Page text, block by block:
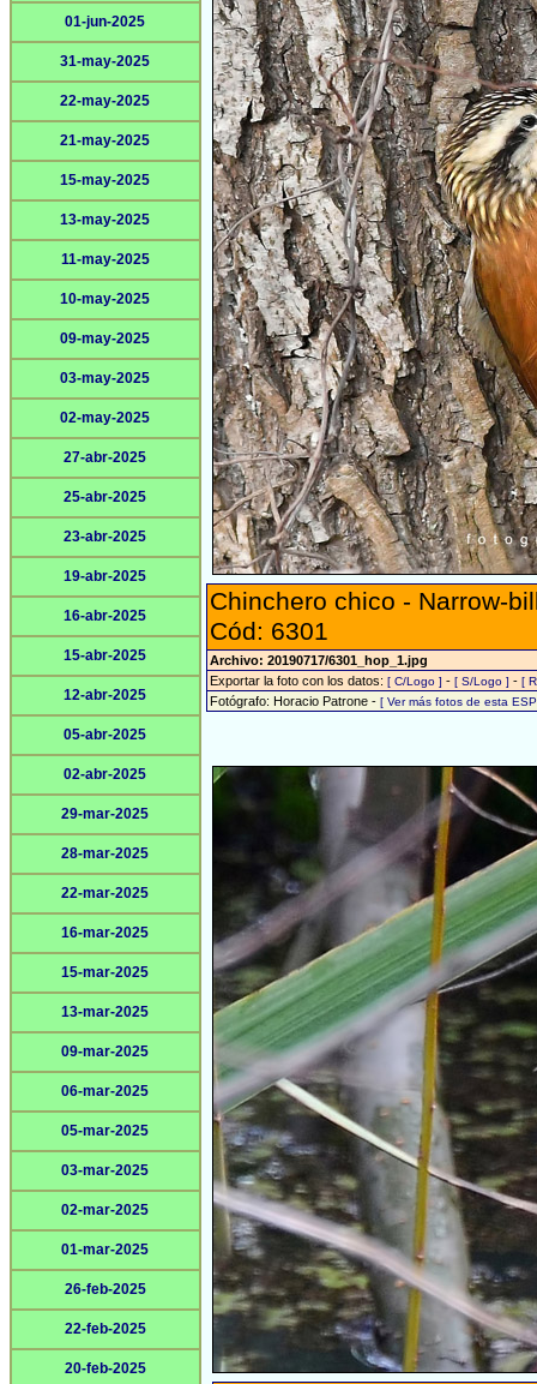
01-jun-2025
31-may-2025
22-may-2025
21-may-2025
15-may-2025
13-may-2025
11-may-2025
10-may-2025
09-may-2025
03-may-2025
02-may-2025
27-abr-2025
25-abr-2025
23-abr-2025
19-abr-2025
16-abr-2025
15-abr-2025
12-abr-2025
05-abr-2025
02-abr-2025
29-mar-2025
28-mar-2025
22-mar-2025
16-mar-2025
15-mar-2025
13-mar-2025
09-mar-2025
06-mar-2025
05-mar-2025
03-mar-2025
02-mar-2025
01-mar-2025
26-feb-2025
22-feb-2025
20-feb-2025
Chinchero chico - Narrow-
Cód: 6301
Archivo: 20190717/6301_hop_1.jpg
Exportar la foto con los datos: [ C/Logo ] - [ S/Logo ] - [
Fotógrafo: Horacio Patrone - [ Ver más fotos de esta